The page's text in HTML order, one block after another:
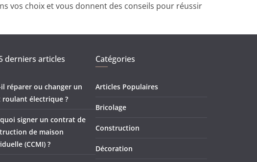
vos choix et vous donnent des conseils pour réussir
derniers articles
il réparer ou changer un
roulant électrique ?
signer un contrat de
de maison
(CCMI) ?
Catégories
Articles Populaires
Bricolage
Construction
Décoration